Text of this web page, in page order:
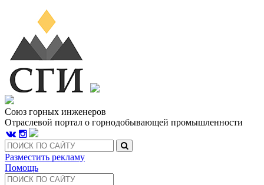
Союз горных инженеров
Отраслевой портал о горнодобывающей промышленности
Разместить рекламу
Помощь